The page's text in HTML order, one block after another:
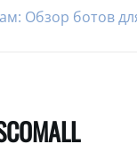
Обзор ботов